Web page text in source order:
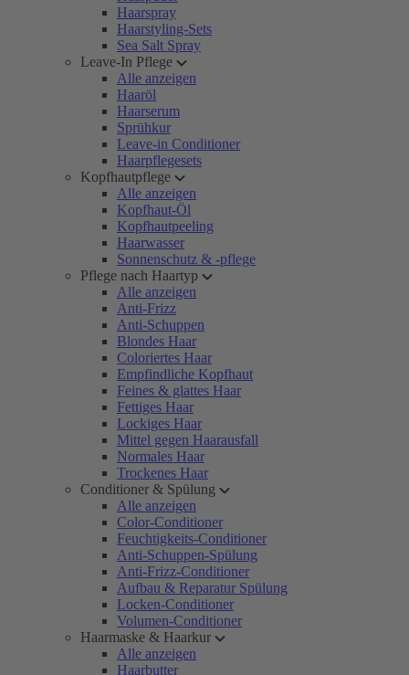
Haarspray
Haarstyling-Sets
Sea Salt Spray
Leave-In Pflege
Alle anzeigen
Haaröl
Haarserum
Sprühkur
Leave-in Conditioner
Haarpflegesets
Kopfhautpflege
Alle anzeigen
Kopfhaut-Öl
Kopfhautpeeling
Haarwasser
Sonnenschutz & -pflege
Pflege nach Haartyp
Alle anzeigen
Anti-Frizz
Anti-Schuppen
Blondes Haar
Coloriertes Haar
Empfindliche Kopfhaut
Feines & glattes Haar
Fettiges Haar
Lockiges Haar
Mittel gegen Haarausfall
Normales Haar
Trockenes Haar
Conditioner & Spülung
Alle anzeigen
Color-Conditioner
Feuchtigkeits-Conditioner
Anti-Schuppen-Spülung
Anti-Frizz-Conditioner
Aufbau & Reparatur Spülung
Locken-Conditioner
Volumen-Conditioner
Haarmaske & Haarkur
Alle anzeigen
Haarbutter